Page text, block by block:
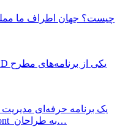
فونت برای مک است. RightFont به طراحان…